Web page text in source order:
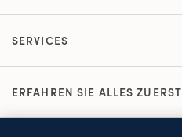
SERVICES
ERFAHREN SIE ALLES ZUERST